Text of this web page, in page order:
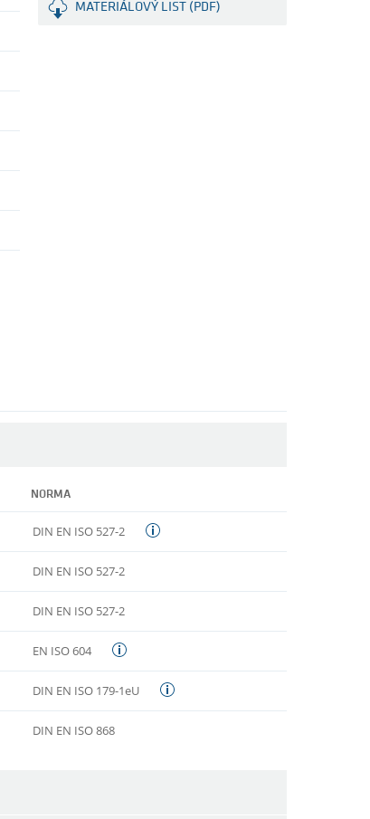
MATERIÁLOVÝ LIST (PDF)
NORMA
DIN EN ISO 527-2
DIN EN ISO 527-2
DIN EN ISO 527-2
EN ISO 604
DIN EN ISO 179-1eU
DIN EN ISO 868